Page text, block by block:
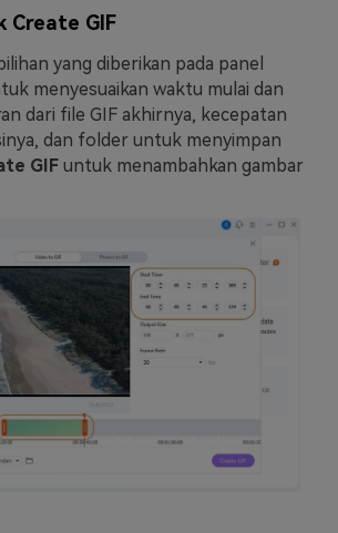
Create GIF
yang diberikan pada panel
menyesuaikan waktu mulai dan
dari file GIF akhirnya, kecepatan
dan folder untuk menyimpan
GIF untuk menambahkan gambar